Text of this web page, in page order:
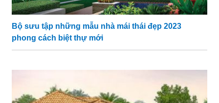
Bộ sưu tập những mẫu nhà mái thái đẹp 2023
phong cách biệt thự mới